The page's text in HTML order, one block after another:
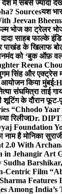
देश में सबसे ज्यादा
Sourcesयश
Jeevan
भोज का ट्रेलर
साहब फाल्के
के खिलाफ बोले
को ‘बुक ऑफ़
Reena
सिंह और एक्ट्रेस
आयोजन किया मुंबई:
संघमित्रा ताई
शूटिंग के दौरान फूट-
“Chhodo Yaar
रिलीजDr.
Foundation
है मोनिका
2.0 With
in Jehangir Art
Centric Film
Features
Among India’s